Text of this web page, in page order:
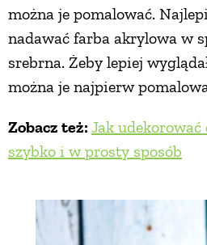
można je pomalować.
nadawać farba akrylowa w
srebrna. Żeby lepiej
można je najpierw
Zobacz też: Jak
szybko i w prosty sposób